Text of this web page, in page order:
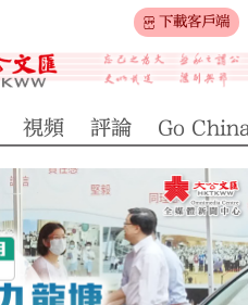
下載客戶端
視頻 評論 Go